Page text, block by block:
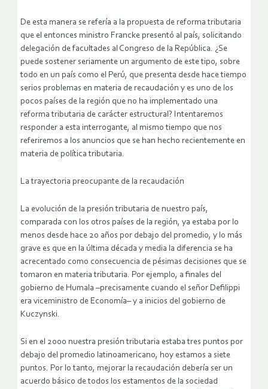
De esta manera se refería a la propuesta de reforma tributaria
que el entonces ministro Francke presentó al país, solicitando
delegación de facultades al Congreso de la República. ¿Se
puede sostener seriamente un argumento de este tipo, sobre
todo en un país como el Perú, que presenta desde hace tiempo
serios problemas en materia de recaudación y es uno de los
pocos países de la región que no ha implementado una
reforma tributaria de carácter estructural? Intentaremos
responder a esta interrogante, al mismo tiempo que nos
referiremos a los anuncios que se han hecho recientemente en
materia de política tributaria.
La trayectoria preocupante de la recaudación
La evolución de la presión tributaria de nuestro país,
comparada con los otros países de la región, ya estaba por lo
menos desde hace 20 años por debajo del promedio, y lo más
grave es que en la última década y media la diferencia se ha
acrecentado como consecuencia de pésimas decisiones que se
tomaron en materia tributaria. Por ejemplo, a finales del
gobierno de Humala –precisamente cuando el señor Defilippi
era viceministro de Economía– y a inicios del gobierno de
Kuczynski.
Si en el 2000 nuestra presión tributaria estaba tres puntos por
debajo del promedio latinoamericano, hoy estamos a siete
puntos. Por lo tanto, mejorar la recaudación debería ser un
acuerdo básico de todos los estamentos de la sociedad